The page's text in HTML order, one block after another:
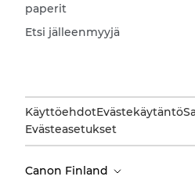
paperit
Etsi jälleenmyyjä
KäyttöehdotEvästekäytäntö
Evästeasetukset
Canon Finland